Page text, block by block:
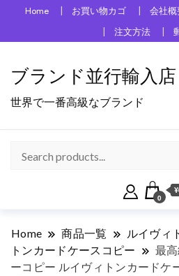
Home お買い物カゴ 会社概
注文方法
ブランド並行輸入店
世界で一番高級なブランド
0
Home 商品一覧 ルイヴィ
トンカードケースコピー
最
ーコピー ルイヴィトンカードケ